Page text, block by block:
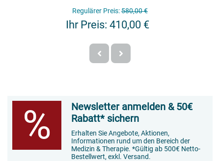
Regulärer Preis:580,00 €
Ihr Preis: 410,00 €
%
Newsletter anmelden & 50€
Rabatt* sichern
Erhalten Sie Angebote, Aktionen,
Informationen rund um den Bereich der
Medizin & Therapie. *Gültig ab 500€ Netto-
Bestellwert, exkl. Versand.